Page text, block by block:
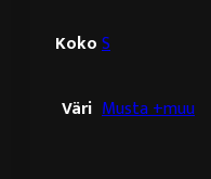
KokoS
Väri Musta +muu